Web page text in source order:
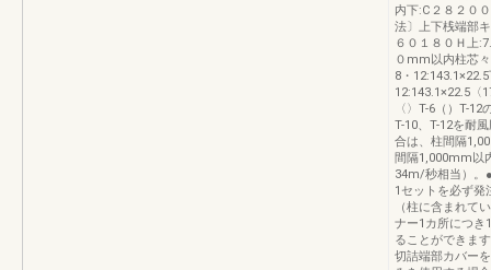
内下:C２８２０
法〕上下桟端部
６０１８０Ｈ上
０mm以内柱芯
8・
12:143.1×22.5〈
〈〉T-6（）T-
T-10、T-12を耐
合は、柱間隔
間隔1,000mm以
34m/秒相当）。
1セットを必ず発
（柱に含まれて
ナー1カ所につき
ることができま
切詰端部カバー